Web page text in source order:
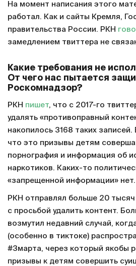
На момент написания этого
работал. Как и сайты Кремля,
правительства России. РКН
замедлением твиттера не
Какие требования не
От чего нас пытается
Роскомнадзор?
РКН пишет, что с 2017-го
удалять «противоправный
накопилось 3168 таких
что это призывы детям
порнография и информация об
наркотиков. Каких-то
«запрещенной информации» нет.
РКН отправлял больше 20
с просьбой удалить контент.
возмутил недавний случай,
(особенно в тиктоке)
#3марта, через который якобы
призывы к детям совершить